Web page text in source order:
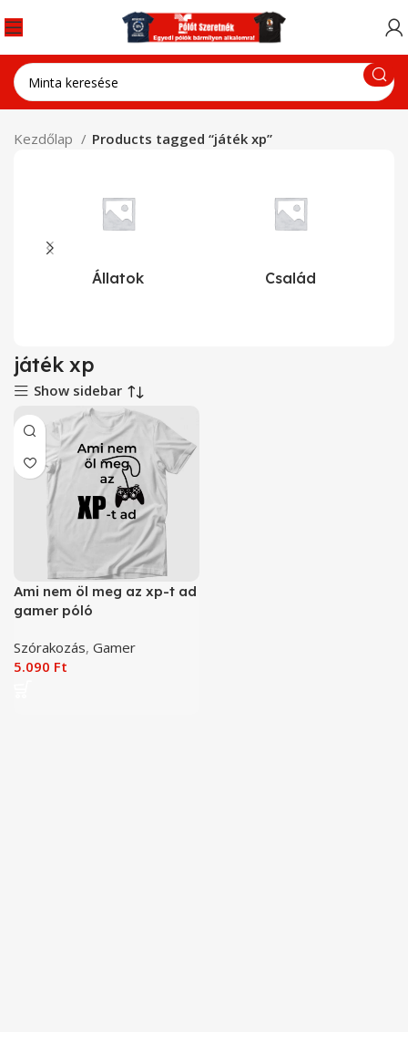
Kezdőlap Products tagged “játék xp”
Állatok Család
játék xp
Show sidebar
Ami nem öl meg az xp-t ad
gamer póló
Szórakozás, Gamer
5.090 Ft